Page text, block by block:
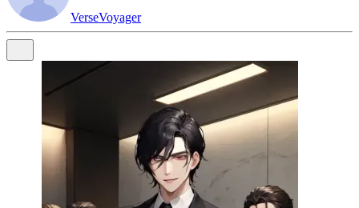
VerseVoyager